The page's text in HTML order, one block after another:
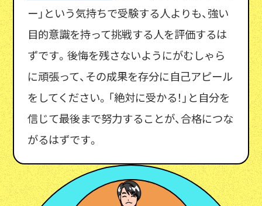
ー」という気持ちで受験する人よりも、強い
目的意識を持って挑戦する人を評価するは
ずです。後悔を残さないようにがむしゃら
に頑張って、その成果を存分に自己アピール
をしてください。「絶対に受かる！」と自分を
信じて最後まで努力することが、合格につな
がるはずです。